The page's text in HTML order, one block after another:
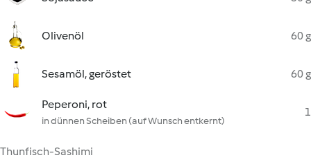
Olivenöl 60 g
Sesamöl, geröstet 60 g
Peperoni, rot
in dünnen Scheiben (auf Wunsch entkernt)
1
Thunfisch-Sashimi